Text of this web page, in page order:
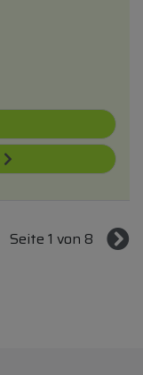
Seite 1 von 8